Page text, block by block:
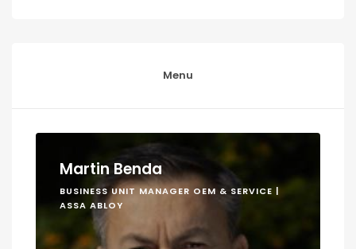
Menu
Martin Benda
BUSINESS UNIT MANAGER OEM & SERVICE |
ASSA ABLOY